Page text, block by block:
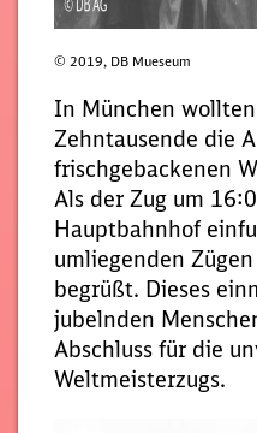
© 2019, DB Mueseum
In München
Zehntausende die
frischgebackenen
Als der Zug um
Hauptbahnhof
umliegenden
begrüßt. Dieses
jubelnden
Abschluss für die
Weltmeisterzugs.